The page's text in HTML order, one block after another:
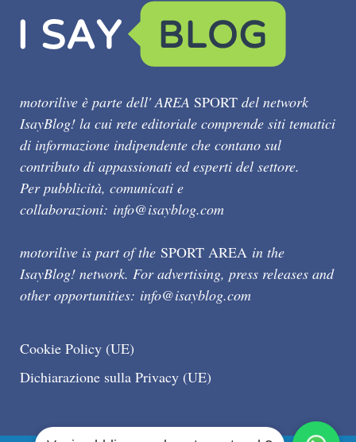
motorilive è parte dell' AREA SPORT del network
IsayBlog! la cui rete editoriale comprende siti tematici
di informazione indipendente che contano sul
contributo di appassionati ed esperti del settore.
Per pubblicità, comunicati e
collaborazioni: info@isayblog.com
motorilive is part of the SPORT AREA in the
IsayBlog! network. For advertising, press releases and
other opportunities: info@isayblog.com
Cookie Policy (UE)
Dichiarazione sulla Privacy (UE)